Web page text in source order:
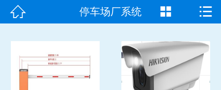
首页
产品中心
成功案例
 停车场厂系统  